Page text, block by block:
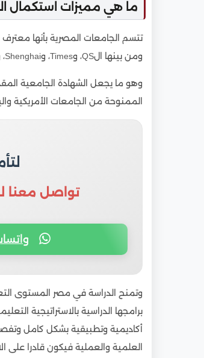
5
أفضل جامعات تقبل التجسير
9
المستندات المطلوبة للتقديم
برنامج التجسير من الدبلوم
ما هي مميزات استكمال
تتسم الجامعات المصرية بأنها معترف
ومن بينها الQS، وTimes، وShenghai، وLieden، وUS News، وغيرهم.
وهو ما يجعل الشهادة الجامعية
الممنوحة من الجامعات الأمريكية
تواصل معنا
وتمنح الدراسة في مصر المستوى
برامجها الدراسية بالاستراتيجية
أكاديمية وتطبيقية بشكل كامل
العلمية والعملية فيكون قادرا على